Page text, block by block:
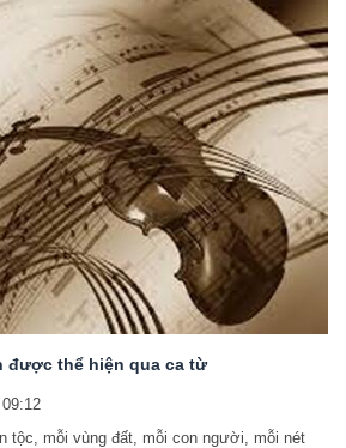
được thể hiện qua ca từ
tộc, mỗi vùng đất, mỗi con người, mỗi nét